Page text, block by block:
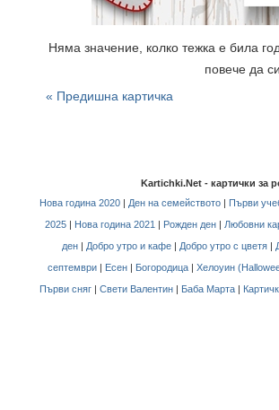
Няма значение, колко тежка е била
повече да
« Предишна картичка
Kartichki.Net - картички за
Нова година 2020| Ден на семейството| Първи
2025| Нова година 2021 | Рожден ден| Любовни
ден | Добро утро и кафе | Добро утро с цветя |
септември| Есен| Богородица| Хелоуин
Първи сняг | Свети Валентин | Баба Марта |